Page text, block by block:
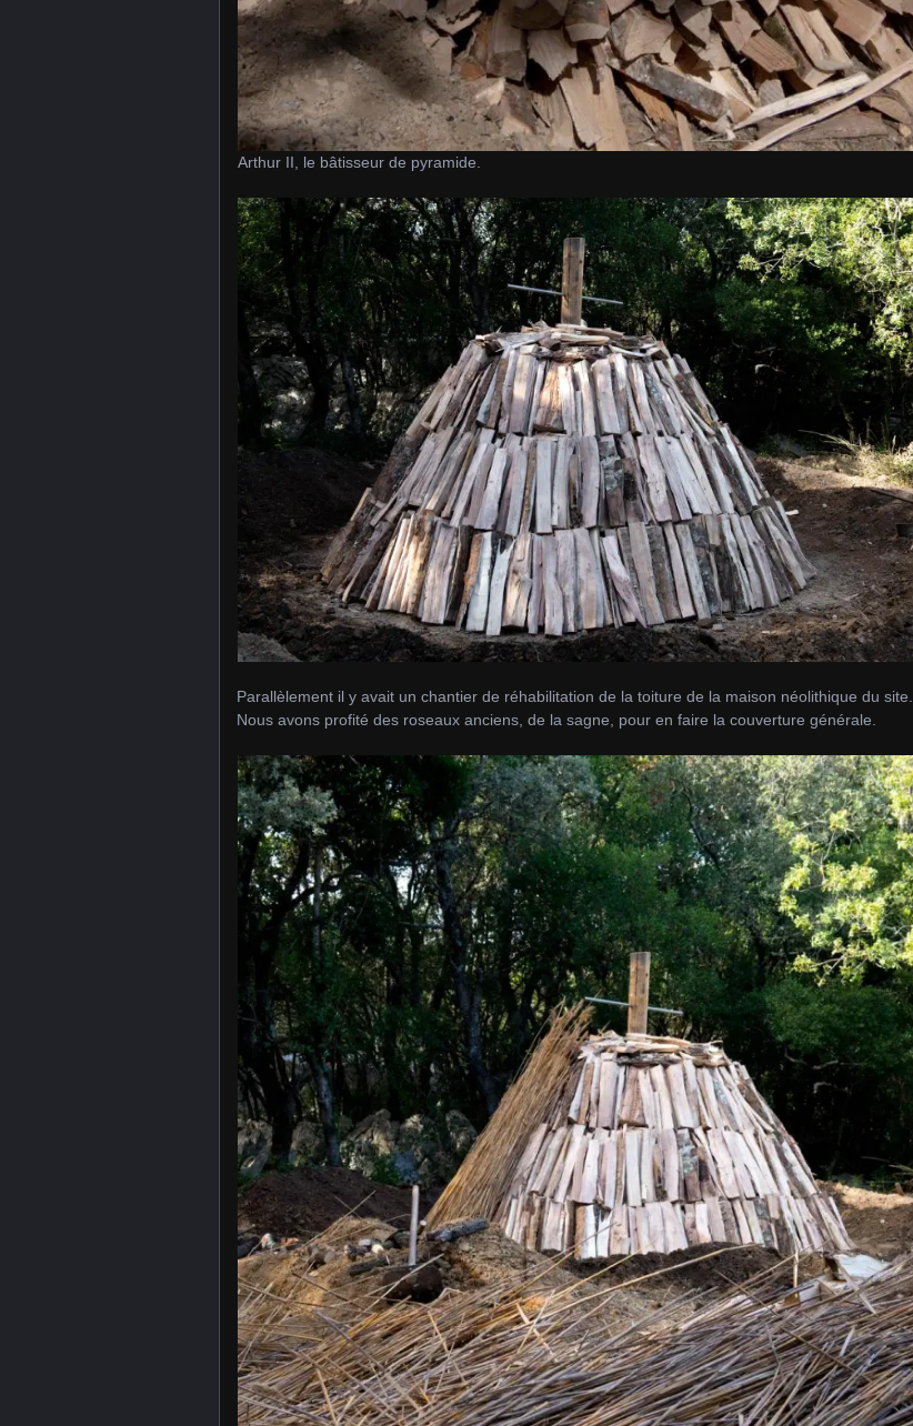
Arthur II, le bâtisseur de pyramide.
Parallèlement il y avait un chantier de réhabilitation de la toiture de la maison néolithique du site.
Nous avons profité des roseaux anciens, de la sagne, pour en faire la couverture générale.